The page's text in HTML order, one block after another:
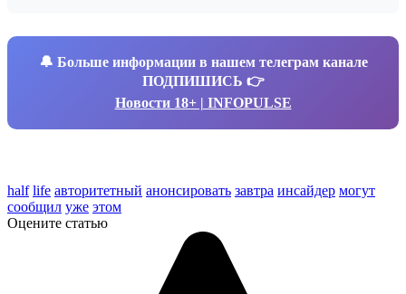
🔔 Больше информации в нашем телеграм канале
ПОДПИШИСЬ 👉
Новости 18+ | INFOPULSE
half life авторитетный анонсировать завтра инсайдер могут
сообщил уже этом
Оцените статью